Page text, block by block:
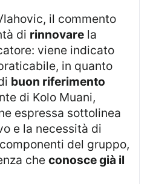
di rinnovare la
viene indicato
in quanto
buon riferimento
di Kolo Muani,
espressa sottolinea
e la necessità di
del gruppo,
checonosce già il